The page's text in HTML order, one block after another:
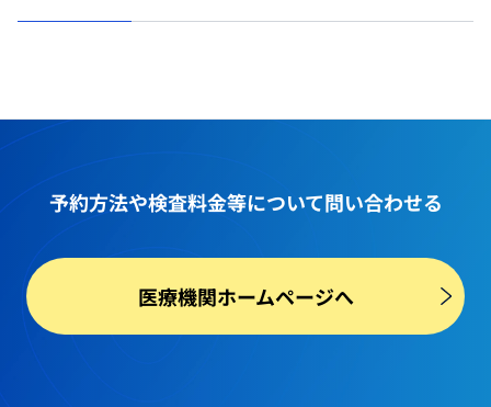
予約方法や検査料金等について問い合わせる
医療機関ホームページへ